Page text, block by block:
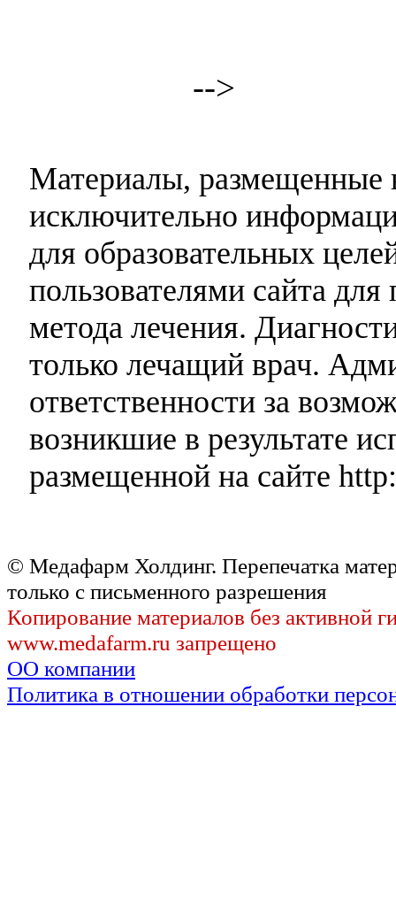
-->
Материалы, размещенные
исключительно
для образовательных
пользователями сайта
метода лечения.
только лечащий врач.
ответственности за
возникшие в результате
размещенной на сайте
© Медафарм Холдинг. Перепечатка
только с письменного разрешения
Копирование материалов без активной
www.medafarm.ru запрещено
ОО компании
Политика в отношении обработки